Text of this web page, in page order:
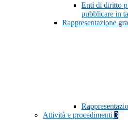
Enti di diritto
pubblicare in
Rappresentazione
Attività e procedimenti 3